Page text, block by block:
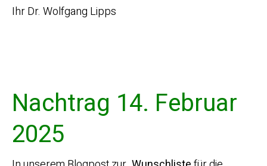
Ihr Dr. Wolfgang Lipps
Nachtrag 14. Februar
2025